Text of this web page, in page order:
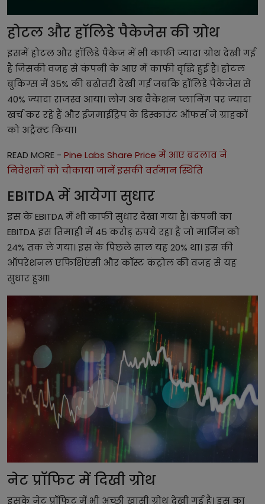
होटल और हॉलिडे पैकेजेस की ग्रोथ
इसमें होटल और हॉलिडे पैकेज में भी काफी ज्यादा ग्रोथ देखी गई
है जिसकी वजह से कंपनी के आए में काफी वृद्धि हुई है। होटल
बुकिंग्स में 35% की बढ़ोतरी देखी गई जबकि हॉलिडे पैकेजेस से
40% ज्यादा राजस्व आया। लोग अब वैकेशन प्लानिंग पर ज्यादा
खर्च कर रहे हैं और ईजमाईट्रिप के डिस्काउंट ऑफर्स ने ग्राहकों
को अट्रैक्ट किया।
READ MORE - Pine Labs Share Price में आए बदलाव ने
निवेशकों को चौकाया जानें इसकी वर्तमान स्थिति
EBITDA में आयेगा सुधार
इस के EBITDA में भी काफी सुधार देखा गया है। कंपनी का
EBITDA इस तिमाही में 45 करोड़ रुपये रहा है जो मार्जिन को
24% तक ले गया। इस के पिछले साल यह 20% था। इस की
ऑपरेशनल एफिशिएंसी और कॉस्ट कंट्रोल की वजह से यह
सुधार हुआ।
नेट प्रॉफिट में दिखी ग्रोथ
इसके नेट प्रॉफिट में भी अच्छी खासी ग्रोथ देखी गई है। इस का